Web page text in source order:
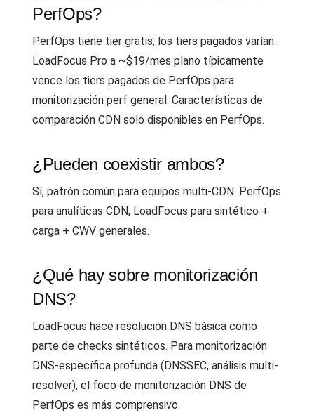
PerfOps?
PerfOps tiene tier gratis; los tiers pagados varían.
LoadFocus Pro a ~$19/mes plano típicamente
vence los tiers pagados de PerfOps para
monitorización perf general. Características de
comparación CDN solo disponibles en PerfOps.
¿Pueden coexistir ambos?
Sí, patrón común para equipos multi-CDN. PerfOps
para analíticas CDN, LoadFocus para sintético +
carga + CWV generales.
¿Qué hay sobre monitorización
DNS?
LoadFocus hace resolución DNS básica como
parte de checks sintéticos. Para monitorización
DNS-específica profunda (DNSSEC, análisis multi-
resolver), el foco de monitorización DNS de
PerfOps es más comprensivo.